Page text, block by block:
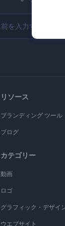
リソース
ブランディング ツール
ブログ
カテゴリー
動画
ロゴ
グラフィック・デザイ
ウエブサイト